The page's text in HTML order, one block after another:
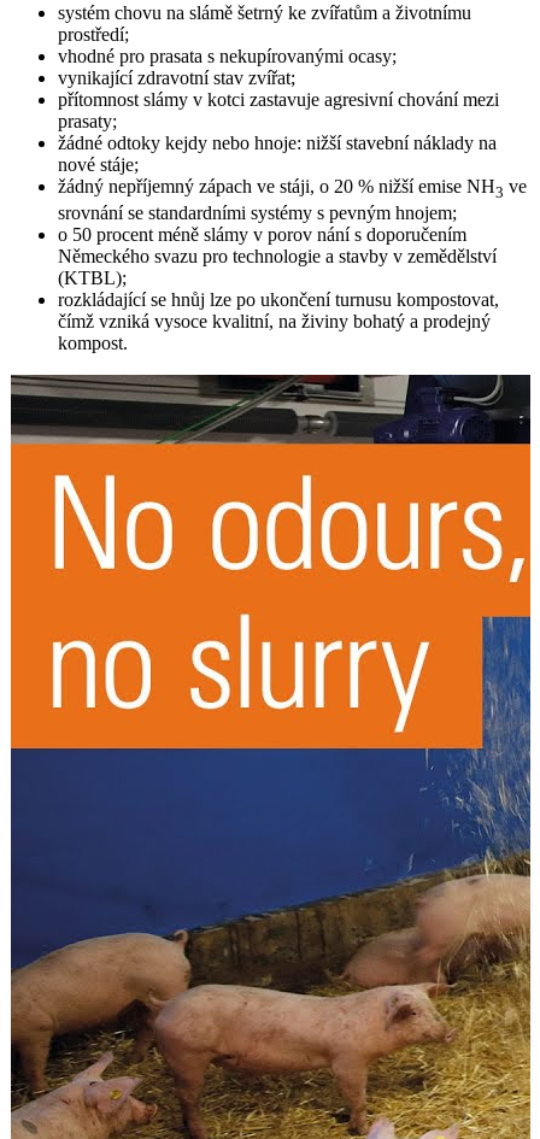
systém chovu na slámě šetrný ke zvířatům a životnímu
prostředí;
vhodné pro prasata s nekupírovanými ocasy;
vynikající zdravotní stav zvířat;
přítomnost slámy v kotci zastavuje agresivní chování mezi
prasaty;
žádné odtoky kejdy nebo hnoje: nižší stavební náklady na
nové stáje;
žádný nepříjemný zápach ve stáji, o 20 % nižší emise NH3 ve
srovnání se standardními systémy s pevným hnojem;
o 50 procent méně slámy v porov­ nání s doporučením
Německého svazu pro technologie a stavby v zemědělství
(KTBL);
rozkládající se hnůj lze po ukončení turnusu kompostovat,
čímž vzniká vysoce kvalitní, na živiny bohatý a prodejný
kompost.